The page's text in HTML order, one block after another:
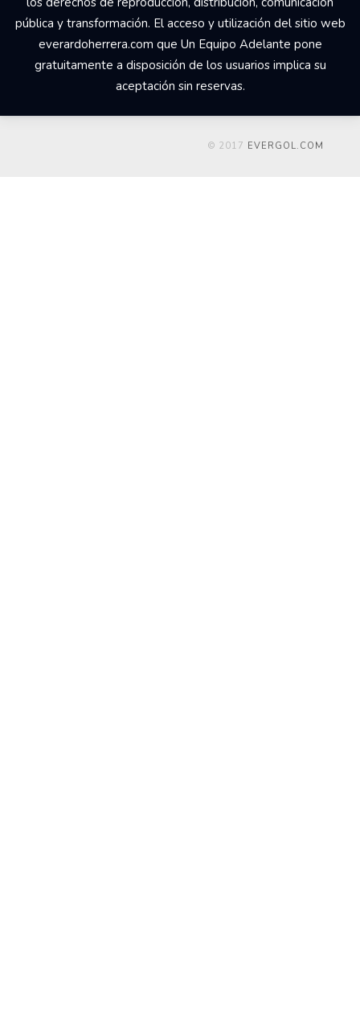
pública y transformación. El acceso y utilización del sitio web
everardoherrera.com que Un Equipo Adelante pone
gratuitamente a disposición de los usuarios implica su
aceptación sin reservas.
© 2017 EVERGOL.COM